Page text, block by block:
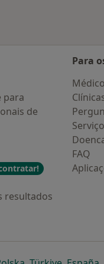
para
de
resultados
Para
FAQ